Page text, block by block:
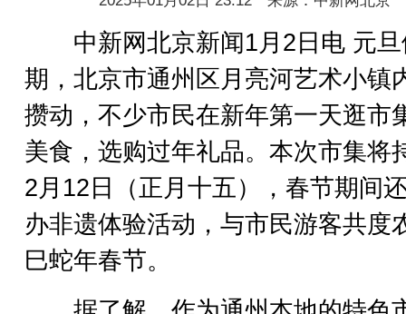
中新网北京新闻1月2日电 元旦
期，北京市通州区月亮河艺术小镇
攒动，不少市民在新年第一天逛市
美食，选购过年礼品。本次市集将
2月12日（正月十五），春节期间
办非遗体验活动，与市民游客共度
巳蛇年春节。